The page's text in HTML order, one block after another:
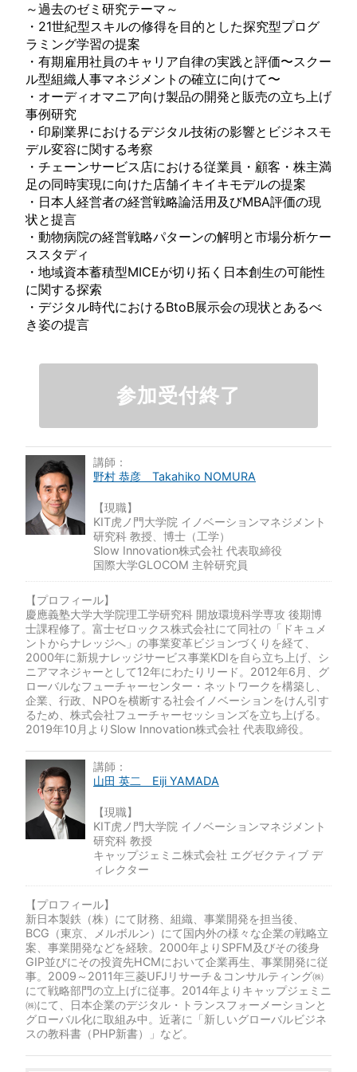
～過去のゼミ研究テーマ～
・21世紀型スキルの修得を目的とした探究型プログ
ラミング学習の提案
・有期雇用社員のキャリア自律の実践と評価〜スクー
ル型組織人事マネジメントの確立に向けて〜
・オーディオマニア向け製品の開発と販売の立ち上げ
事例研究
・印刷業界におけるデジタル技術の影響とビジネスモ
デル変容に関する考察
・チェーンサービス店における従業員・顧客・株主満
足の同時実現に向けた店舗イキイキモデルの提案
・日本人経営者の経営戦略論活用及びMBA評価の現
状と提言
・動物病院の経営戦略パターンの解明と市場分析ケー
ススタディ
・地域資本蓄積型MICEが切り拓く日本創生の可能性
に関する探索
・デジタル時代におけるBtoB展示会の現状とあるべ
き姿の提言
参加受付終了
講師：
野村 恭彦 Takahiko NOMURA
【現職】
KIT虎ノ門大学院 イノベーションマネジメント
研究科 教授、博士（工学）
Slow Innovation株式会社 代表取締役
国際大学GLOCOM 主幹研究員
【プロフィール】
慶應義塾大学大学院理工学研究科 開放環境科学専攻 後期博
士課程修了。富士ゼロックス株式会社にて同社の「ドキュメ
ントからナレッジへ」の事業変革ビジョンづくりを経て、
2000年に新規ナレッジサービス事業KDIを自ら立ち上げ、シ
ニアマネジャーとして12年にわたりリード。2012年6月、グ
ローバルなフューチャーセンター・ネットワークを構築し、
企業、行政、NPOを横断する社会イノベーションをけん引す
るため、株式会社フューチャーセッションズを立ち上げる。
2019年10月よりSlow Innovation株式会社 代表取締役。
講師：
山田 英二 Eiji YAMADA
【現職】
KIT虎ノ門大学院 イノベーションマネジメント
研究科 教授
キャップジェミニ株式会社 エグゼクティブ デ
ィレクター
【プロフィール】
新日本製鉄（株）にて財務、組織、事業開発を担当後、
BCG（東京、メルボルン）にて国内外の様々な企業の戦略立
案、事業開発などを経験。2000年よりSPFM及びその後身
GIP並びにその投資先HCMにおいて企業再生、事業開発に従
事。2009～2011年三菱UFJリサーチ＆コンサルティング㈱
にて戦略部門の立上げに従事。2014年よりキャップジェミニ
㈱にて、日本企業のデジタル・トランスフォーメーションと
グローバル化に取組み中。近著に「新しいグローバルビジネ
スの教科書（PHP新書）」など。